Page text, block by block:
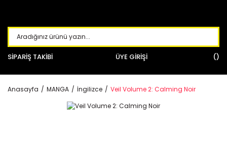
SİPARİŞ TAKİBİ ÜYE GİRİŞİ
Anasayfa MANGA İngilizce Veil Volume 2: Calming Noir